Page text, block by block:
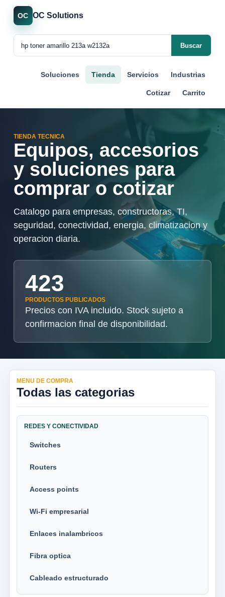
OC OC Solutions
Buscar
Soluciones Tienda Servicios Industrias
Cotizar Carrito
TIENDA TECNICA
Equipos, accesorios
y soluciones para
comprar o cotizar
Catalogo para empresas, constructoras, TI,
seguridad, conectividad, energia, climatizacion y
operacion diaria.
423
PRODUCTOS PUBLICADOS
Precios con IVA incluido. Stock sujeto a
confirmacion final de disponibilidad.
MENU DE COMPRA
Todas las categorias
REDES Y CONECTIVIDAD
Switches
Routers
Access points
Wi-Fi empresarial
Enlaces inalambricos
Fibra optica
Cableado estructurado